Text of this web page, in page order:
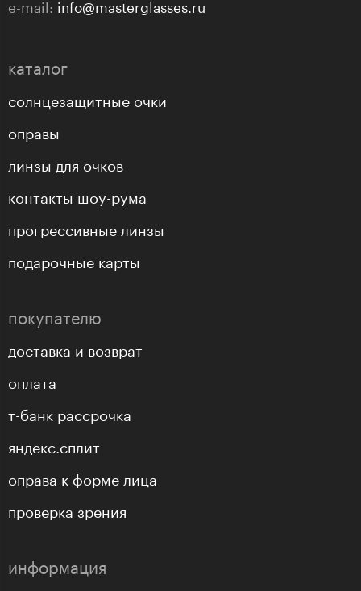
e-mail: info@masterglasses.ru
каталог
солнцезащитные очки
оправы
линзы для очков
контакты шоу-рума
прогрессивные линзы
подарочные карты
покупателю
доставка и возврат
оплата
т-банк рассрочка
яндекс.сплит
оправа к форме лица
проверка зрения
информация